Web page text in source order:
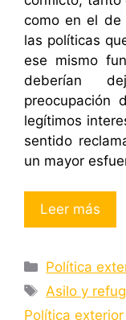
como en el de
las políticas
ese mismo
deberían
preocupación
legítimos
sentido
un mayor
Leer más
Categorías
Política
Etiquetas
Asilo y
Política exterior